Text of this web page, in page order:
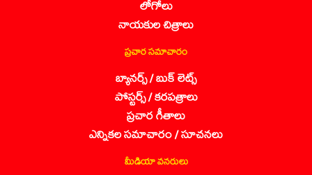
లోగోలు
నాయకుల చిత్రాలు
ప్రచార సమాచారం
బ్యానర్స్ / బుక్ లెట్స్
పోస్టర్స్ / కరపత్రాలు
ప్రచార గీతాలు
ఎన్నికల సమాచారం / సూచనలు
మీడియా వనరులు